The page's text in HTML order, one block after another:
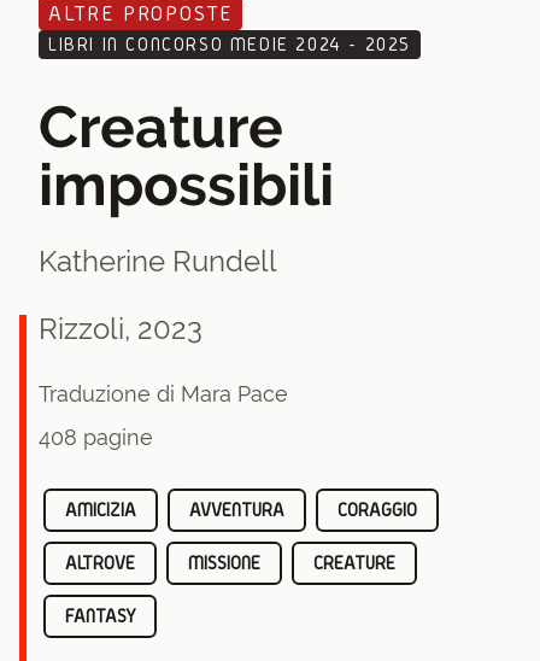
ALTRE PROPOSTE
LIBRI IN CONCORSO MEDIE 2024 - 2025
Creature
impossibili
Katherine Rundell
Rizzoli, 2023
Traduzione di Mara Pace
408 pagine
AMICIZIA AVVENTURA CORAGGIO
ALTROVE MISSIONE CREATURE
FANTASY